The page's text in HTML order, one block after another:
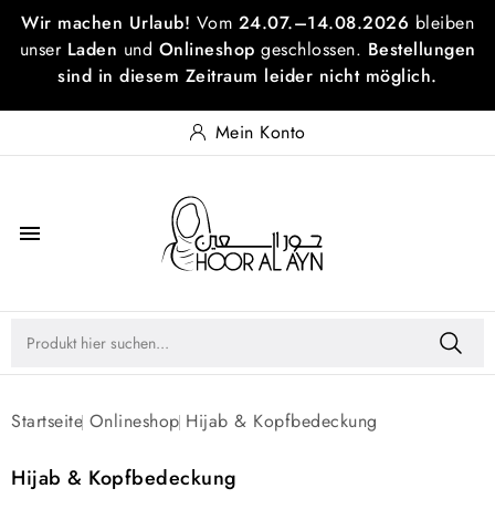
Wir machen Urlaub! Vom 24.07.–14.08.2026 bleiben
unser Laden und Onlineshop geschlossen. Bestellungen
sind in diesem Zeitraum leider nicht möglich.
Mein Konto

Startseite Onlineshop Hijab & Kopfbedeckung
Hijab & Kopfbedeckung